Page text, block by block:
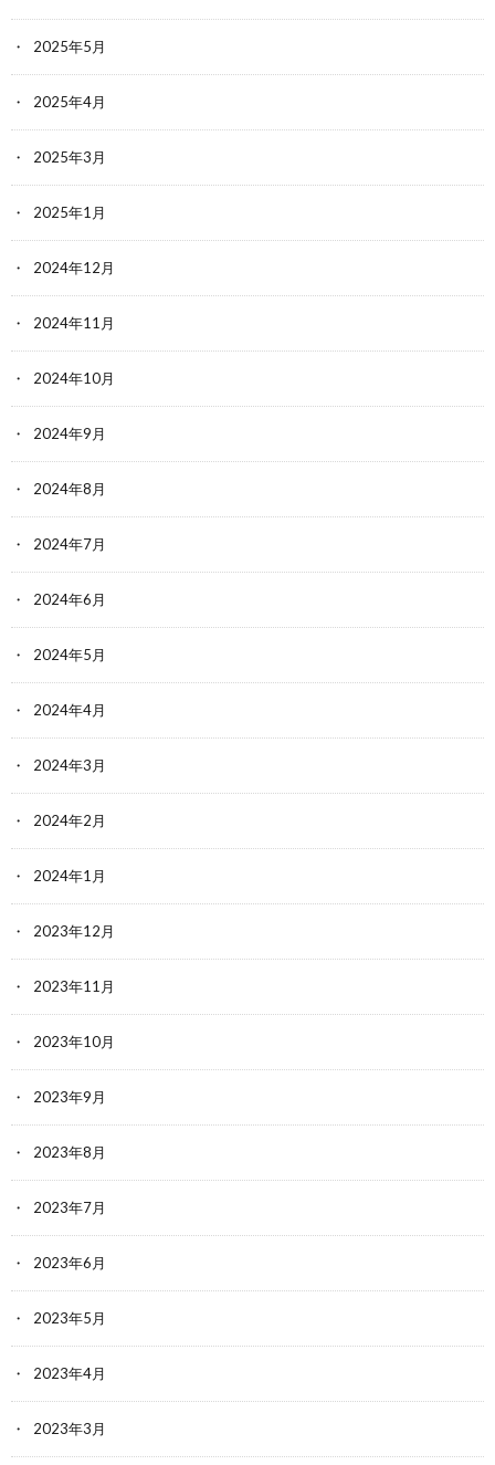
2025年5月
2025年4月
2025年3月
2025年1月
2024年12月
2024年11月
2024年10月
2024年9月
2024年8月
2024年7月
2024年6月
2024年5月
2024年4月
2024年3月
2024年2月
2024年1月
2023年12月
2023年11月
2023年10月
2023年9月
2023年8月
2023年7月
2023年6月
2023年5月
2023年4月
2023年3月